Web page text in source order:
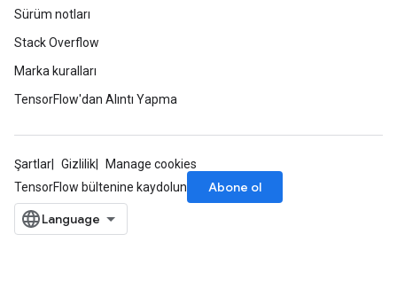
Sürüm notları
Stack Overflow
Marka kuralları
TensorFlow'dan Alıntı Yapma
Şartlar Gizlilik
Manage cookies
TensorFlow bültenine kaydolun
Abone ol